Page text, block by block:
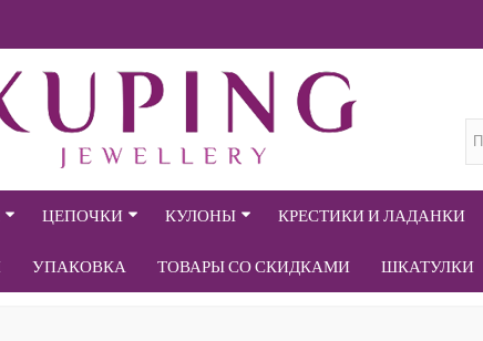
ЦЕПОЧКИ КУЛОНЫ КРЕСТИКИ И ЛАДАНКИ
УПАКОВКА ТОВАРЫ СО СКИДКАМИ ШКАТУЛКИ